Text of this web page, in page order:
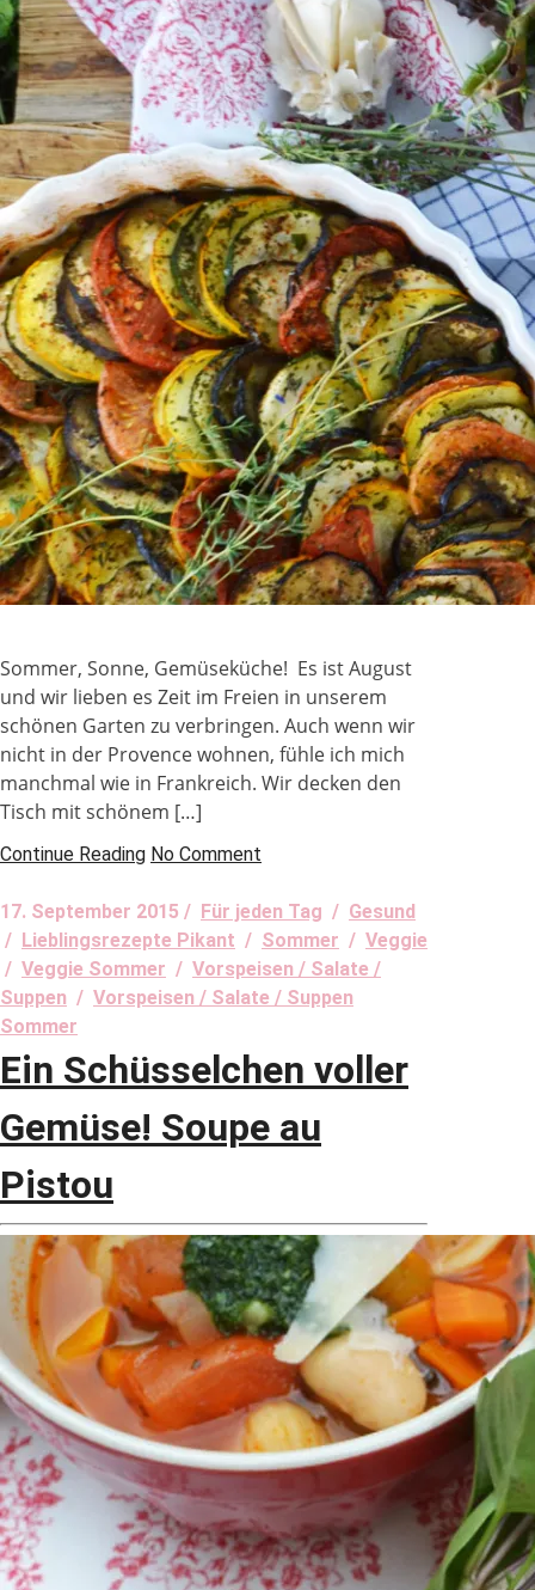
Sommer, Sonne, Gemüseküche! Es ist August
und wir lieben es Zeit im Freien in unserem
schönen Garten zu verbringen. Auch wenn wir
nicht in der Provence wohnen, fühle ich mich
manchmal wie in Frankreich. Wir decken den
Tisch mit schönem […]
Continue Reading No Comment
17. September 2015 / Für jeden Tag / Gesund
/ Lieblingsrezepte Pikant / Sommer / Veggie
/ Veggie Sommer / Vorspeisen / Salate /
Suppen / Vorspeisen / Salate / Suppen
Sommer
Ein Schüsselchen voller
Gemüse! Soupe au
Pistou